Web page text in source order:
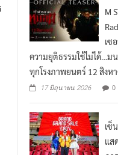
เซ
ความยุติธรรมใช้ไม่ได้…ม
ทุกโรงภาพยนตร์ 12 สิงห
แส
ภา